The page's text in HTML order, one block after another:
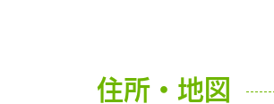
住所・地図